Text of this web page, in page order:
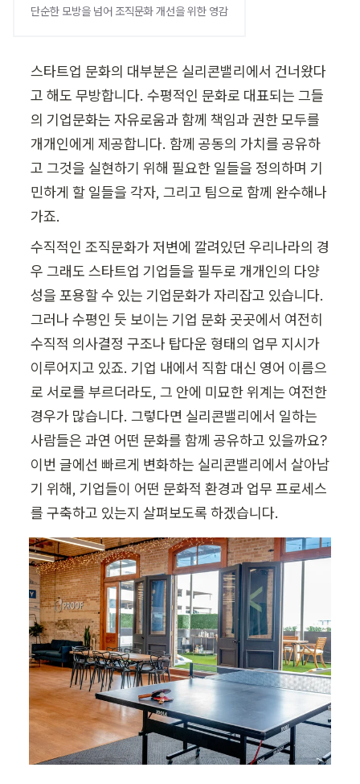
단순한 모방을 넘어 조직문화 개선을 위한 영감
스타트업 문화의 대부분은 실리콘밸리에서 건너왔다
고 해도 무방합니다. 수평적인 문화로 대표되는 그들
의 기업문화는 자유로움과 함께 책임과 권한 모두를
개개인에게 제공합니다. 함께 공동의 가치를 공유하
고 그것을 실현하기 위해 필요한 일들을 정의하며 기
민하게 할 일들을 각자, 그리고 팀으로 함께 완수해나
가죠.
수직적인 조직문화가 저변에 깔려있던 우리나라의 경
우 그래도 스타트업 기업들을 필두로 개개인의 다양
성을 포용할 수 있는 기업문화가 자리잡고 있습니다.
그러나 수평인 듯 보이는 기업 문화 곳곳에서 여전히
수직적 의사결정 구조나 탑다운 형태의 업무 지시가
이루어지고 있죠. 기업 내에서 직함 대신 영어 이름으
로 서로를 부르더라도, 그 안에 미묘한 위계는 여전한
경우가 많습니다. 그렇다면 실리콘밸리에서 일하는
사람들은 과연 어떤 문화를 함께 공유하고 있을까요?
이번 글에선 빠르게 변화하는 실리콘밸리에서 살아남
기 위해, 기업들이 어떤 문화적 환경과 업무 프로세스
를 구축하고 있는지 살펴보도록 하겠습니다.